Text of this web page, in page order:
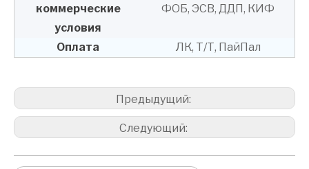
коммерческие
условия
ФОБ, ЭСВ, ДДП, КИФ
Оплата ЛК, Т/Т, ПайПал
Предыдущий:
Следующий: